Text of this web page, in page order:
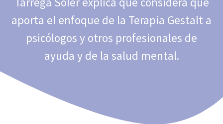
aporta el enfoque de la Terapia Gestalt a
psicólogos y otros profesionales de
ayuda y de la salud mental.